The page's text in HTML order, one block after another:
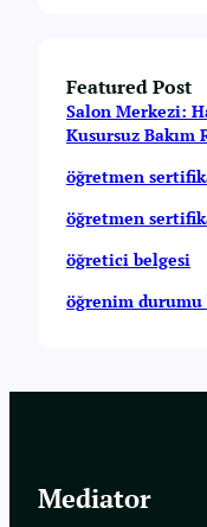
Featured Post
Salon Merkezi:
Kusursuz Bakım
öğretmen
öğretmen
öğretici belgesi
öğrenim durumu
Mediator